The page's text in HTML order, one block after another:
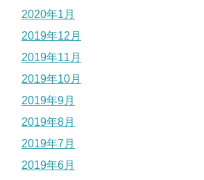
2020年1月
2019年12月
2019年11月
2019年10月
2019年9月
2019年8月
2019年7月
2019年6月